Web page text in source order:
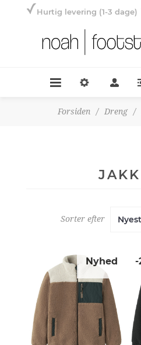
Hurtig levering (1-3 dage)
Forsiden / Dreng /
Sorter efter
Nyhed -